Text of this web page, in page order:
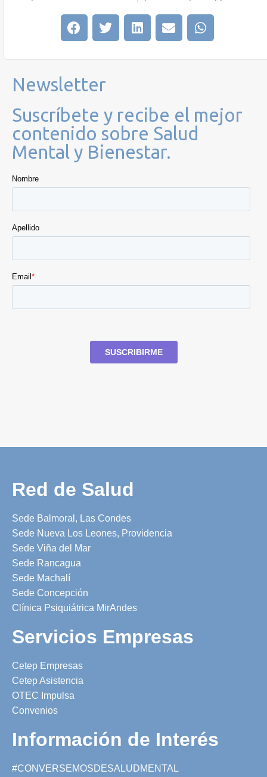
Newsletter
Suscríbete y recibe el mejor
contenido sobre Salud
Mental y Bienestar.
Red de Salud
Sede Balmoral, Las Condes
Sede Nueva Los Leones, Providencia
Sede Viña del Mar
Sede Rancagua
Sede Machalí
Sede Concepción
Clínica Psiquiátrica MirAndes
Servicios Empresas
Cetep Empresas
Cetep Asistencia
OTEC Impulsa
Convenios
Información de Interés
#CONVERSEMOSDESALUDMENTAL